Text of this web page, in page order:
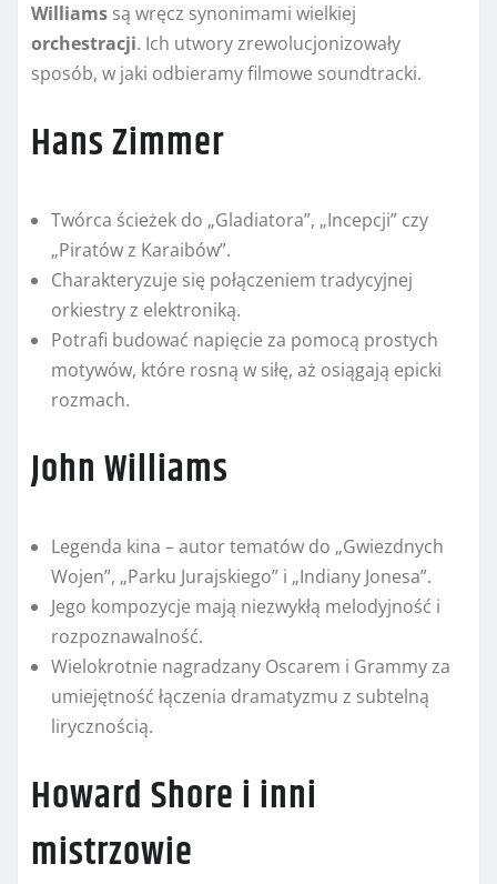
Williams są wręcz synonimami wielkiej
orchestracji. Ich utwory zrewolucjonizowały
sposób, w jaki odbieramy filmowe soundtracki.
Hans Zimmer
Twórca ścieżek do „Gladiatora”, „Incepcji” czy
„Piratów z Karaibów”.
Charakteryzuje się połączeniem tradycyjnej
orkiestry z elektroniką.
Potrafi budować napięcie za pomocą prostych
motywów, które rosną w siłę, aż osiągają epicki
rozmach.
John Williams
Legenda kina – autor tematów do „Gwiezdnych
Wojen”, „Parku Jurajskiego” i „Indiany Jonesa”.
Jego kompozycje mają niezwykłą melodyjność i
rozpoznawalność.
Wielokrotnie nagradzany Oscarem i Grammy za
umiejętność łączenia dramatyzmu z subtelną
lirycznością.
Howard Shore i inni
mistrzowie